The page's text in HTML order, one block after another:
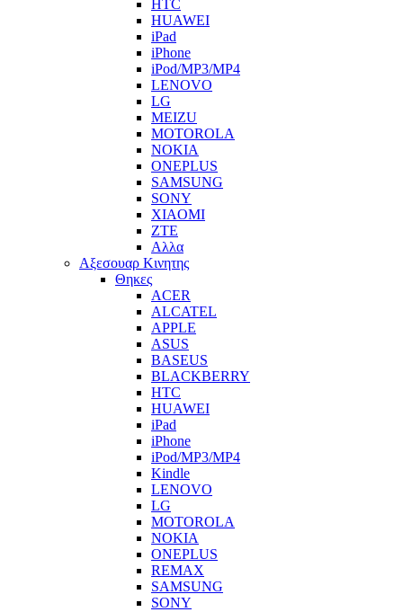
HTC
HUAWEI
iPad
iPhone
iPod/MP3/MP4
LENOVO
LG
MEIZU
MOTOROLA
NOKIA
ONEPLUS
SAMSUNG
SONY
XIAOMI
ZTE
Αλλα
Αξεσουαρ Κινητης
Θηκες
ACER
ALCATEL
APPLE
ASUS
BASEUS
BLACKBERRY
HTC
HUAWEI
iPad
iPhone
iPod/MP3/MP4
Kindle
LENOVO
LG
MOTOROLA
NOKIA
ONEPLUS
REMAX
SAMSUNG
SONY